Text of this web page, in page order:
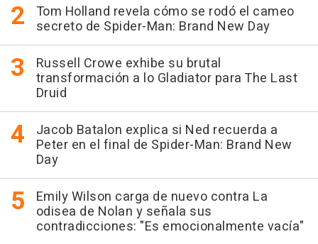
Tom Holland revela cómo se rodó el cameo
secreto de Spider-Man: Brand New Day
Russell Crowe exhibe su brutal
transformación a lo Gladiator para The Last
Druid
Jacob Batalon explica si Ned recuerda a
Peter en el final de Spider-Man: Brand New
Day
Emily Wilson carga de nuevo contra La
odisea de Nolan y señala sus
contradicciones: "Es emocionalmente vacía"